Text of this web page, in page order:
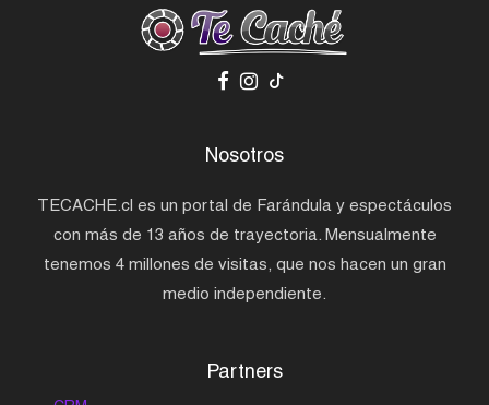
Nosotros
TECACHE.cl es un portal de Farándula y espectáculos
con más de 13 años de trayectoria. Mensualmente
tenemos 4 millones de visitas, que nos hacen un gran
medio independiente.
Partners